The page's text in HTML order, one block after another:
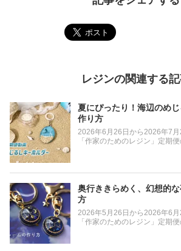
レジンの関連する
夏にぴったり！海辺のめ
作り方
2026年6月26日から2026年7
「作家のためのレジン」定期
剤 濃縮カラーレジン10g TOY
1つ付いてきます。) 今回は定期便のオマケを活用した、
これからの季節にぴったりな海
ーの作り方をご紹介いたします。 鮮やかな海カラー
ラデーションや繊細な星の砂
奥行ききらめく、幻想的
方
2026年5月26日から2026年6
「作家のためのレジン」定期